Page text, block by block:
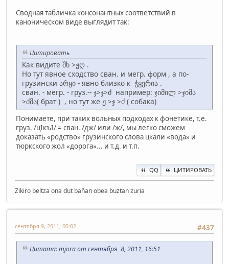
Сводная табличка консонантных соответствий в
каноническом виде выглядит так:
Цитировать
Как видите შხ >ჟღ .
Но тут явное сходство сван. и мегр. форм , а по-
грузински არყი - явно близко к ჭყერია .
сван. - мегр. - груз.-- ჯ>ჯ>ძ например: ჯიმილ >ჯიმა
>ძმა( брат ) , но тут же ჟ >ჯ >ძ ( собака)
Понимаете, при таких вольных подходах к фонетике, т.е.
груз. /цIкъI/ = сван. /дж/ или /ж/, мы легко сможем
доказать «родство» грузинского слова цкали «вода» и
тюркского жол «дорога»... и т.д. и т.п.
QQ ЦИТИРОВАТЬ
Zikiro beltza ona dut bañan obea buztan zuria
#437
сентября 9, 2011, 00:02
Цитата: mjora от сентября 8, 2011, 16:51